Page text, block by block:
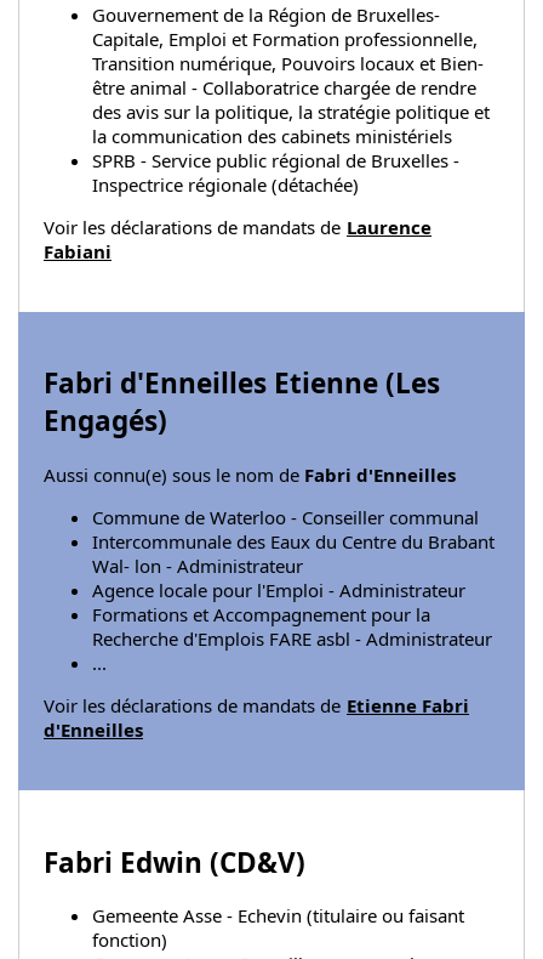
Gouvernement de la Région de Bruxelles-
Capitale, Emploi et Formation professionnelle,
Transition numérique, Pouvoirs locaux et Bien-
être animal - Collaboratrice chargée de rendre
des avis sur la politique, la stratégie politique et
la communication des cabinets ministériels
SPRB - Service public régional de Bruxelles -
Inspectrice régionale (détachée)
Voir les déclarations de mandats de Laurence
Fabiani
Fabri d'Enneilles Etienne (Les
Engagés)
Aussi connu(e) sous le nom de Fabri d'Enneilles
Commune de Waterloo - Conseiller communal
Intercommunale des Eaux du Centre du Brabant
Wal- lon - Administrateur
Agence locale pour l'Emploi - Administrateur
Formations et Accompagnement pour la
Recherche d'Emplois FARE asbl - Administrateur
...
Voir les déclarations de mandats de Etienne Fabri
d'Enneilles
Fabri Edwin (CD&V)
Gemeente Asse - Echevin (titulaire ou faisant
fonction)